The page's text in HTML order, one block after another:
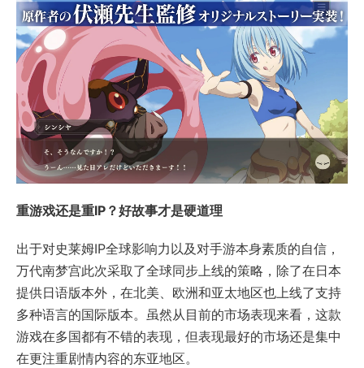
重游戏还是重IP？好故事才是硬道理
出于对史莱姆IP全球影响力以及对手游本身素质的自信，
万代南梦宫此次采取了全球同步上线的策略，除了在日本
提供日语版本外，在北美、欧洲和亚太地区也上线了支持
多种语言的国际版本。虽然从目前的市场表现来看，这款
游戏在多国都有不错的表现，但表现最好的市场还是集中
在更注重剧情内容的东亚地区。